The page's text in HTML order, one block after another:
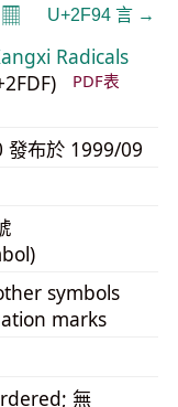
𝄜 U+2F94 ⾔ →
Radicals
PDF表
發布於 1999/09
symbols
marks
無